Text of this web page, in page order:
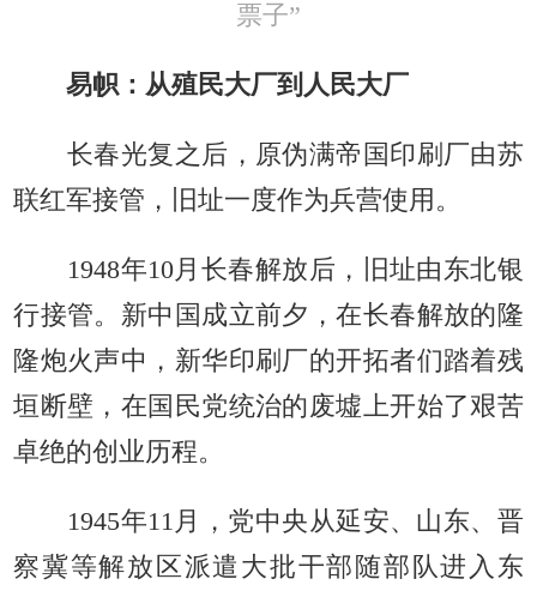
票子”
易帜：从殖民大厂到人民大厂
长春光复之后，原伪满帝国印刷厂由苏
联红军接管，旧址一度作为兵营使用。
1948年10月长春解放后，旧址由东北银
行接管。新中国成立前夕，在长春解放的隆
隆炮火声中，新华印刷厂的开拓者们踏着残
垣断壁，在国民党统治的废墟上开始了艰苦
卓绝的创业历程。
1945年11月，党中央从延安、山东、晋
察冀等解放区派遣大批干部随部队进入东